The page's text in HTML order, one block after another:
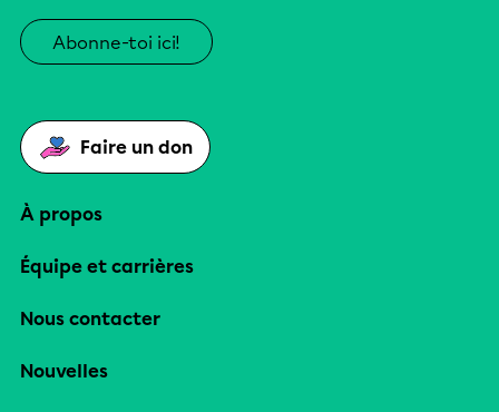
Abonne-toi ici!
Faire un don
À propos
Équipe et carrières
Nous contacter
Nouvelles